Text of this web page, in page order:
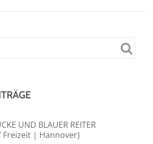
UND BLAUER REITER
| Hannover)